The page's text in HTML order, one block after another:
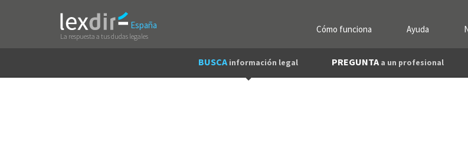
España
La respuesta a tus dudas legales
Cómo funciona Ayuda
BUSCA información legal PREGUNTA a un profesional